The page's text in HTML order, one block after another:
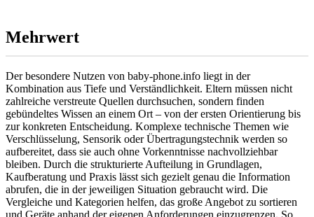
Mehrwert
Der besondere Nutzen von baby-phone.info liegt in der
Kombination aus Tiefe und Verständlichkeit. Eltern müssen nicht
zahlreiche verstreute Quellen durchsuchen, sondern finden
gebündeltes Wissen an einem Ort – von der ersten Orientierung bis
zur konkreten Entscheidung. Komplexe technische Themen wie
Verschlüsselung, Sensorik oder Übertragungstechnik werden so
aufbereitet, dass sie auch ohne Vorkenntnisse nachvollziehbar
bleiben. Durch die strukturierte Aufteilung in Grundlagen,
Kaufberatung und Praxis lässt sich gezielt genau die Information
abrufen, die in der jeweiligen Situation gebraucht wird. Die
Vergleiche und Kategorien helfen, das große Angebot zu sortieren